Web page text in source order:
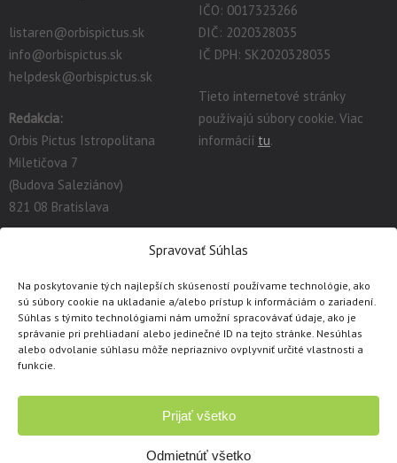
Spravovať Súhlas
Na poskytovanie tých najlepších skúseností používame technológie, ako
sú súbory cookie na ukladanie a/alebo prístup k informáciám o zariadení.
Súhlas s týmito technológiami nám umožní spracovávať údaje, ako je
správanie pri prehliadaní alebo jedinečné ID na tejto stránke. Nesúhlas
alebo odvolanie súhlasu môže nepriaznivo ovplyvniť určité vlastnosti a
funkcie.
Prijať všetko
Odmietnúť všetko
listaren@orbispictus.sk
info@orbispictus.sk
helpdesk@orbispictus.sk
Redakcia:
Orbis Pictus Istropolitana
Miletičova 7
(Budova Saleziánov)
821 08 Bratislava
IČO: 0017323266
DIČ: 2020328035
IČ DPH: SK2020328035
Tieto internetové stránky
používajú súbory cookie. Viac
informácií tu.
Podrobnú dokumentáciu a návody na prácu s E-učebnicami
nájdete tu:https://orbispictus.sk/vyuka-co-naje-fektivnejsie-s-e-
ucebnicami/.
V prípade problémov s e-učebnicami alebo licenciami, prosím
Copyright © 1991 - 2026 Orbis Pictus Istropolitana, spol. s r.o.